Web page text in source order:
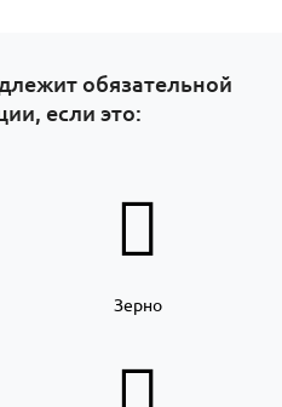
обязательной
если это:
Зерно